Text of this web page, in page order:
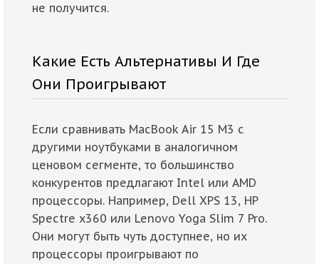
не получится.
Какие Есть Альтернативы И Где
Они Проигрывают
Если сравнивать MacBook Air 15 M3 с
другими ноутбуками в аналогичном
ценовом сегменте, то большинство
конкурентов предлагают Intel или AMD
процессоры. Например, Dell XPS 13, HP
Spectre x360 или Lenovo Yoga Slim 7 Pro.
Они могут быть чуть доступнее, но их
процессоры проигрывают по